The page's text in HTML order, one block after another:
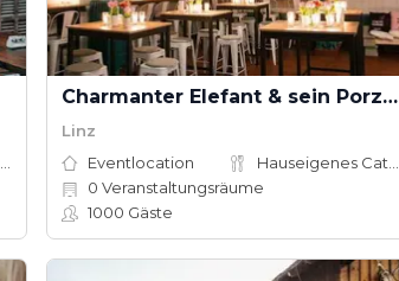
Charmanter Elefant & sein Porzellanladen
Linz
Eventlocation
0 Veranstaltungsräume
1000 Gäste